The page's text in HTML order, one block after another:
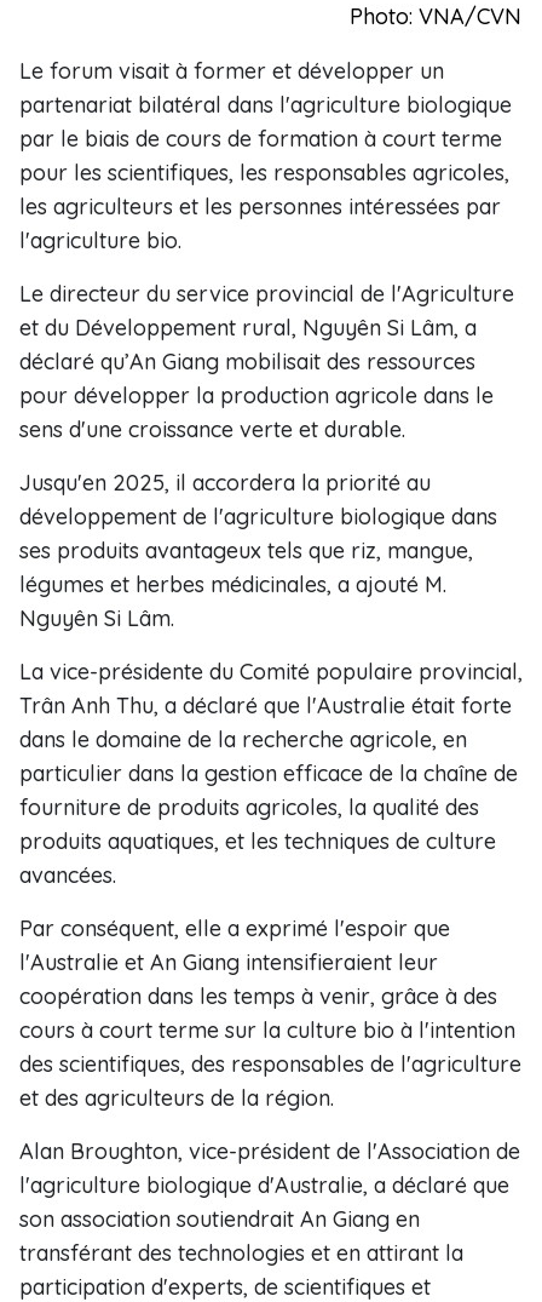
Photo: VNA/CVN
Le forum visait à former et développer un
partenariat bilatéral dans l'agriculture biologique
par le biais de cours de formation à court terme
pour les scientifiques, les responsables agricoles,
les agriculteurs et les personnes intéressées par
l'agriculture bio.
Le directeur du service provincial de l'Agriculture
et du Développement rural, Nguyên Si Lâm, a
déclaré qu’An Giang mobilisait des ressources
pour développer la production agricole dans le
sens d'une croissance verte et durable.
Jusqu'en 2025, il accordera la priorité au
développement de l'agriculture biologique dans
ses produits avantageux tels que riz, mangue,
légumes et herbes médicinales, a ajouté M.
Nguyên Si Lâm.
La vice-présidente du Comité populaire provincial,
Trân Anh Thu, a déclaré que l'Australie était forte
dans le domaine de la recherche agricole, en
particulier dans la gestion efficace de la chaîne de
fourniture de produits agricoles, la qualité des
produits aquatiques, et les techniques de culture
avancées.
Par conséquent, elle a exprimé l'espoir que
l'Australie et An Giang intensifieraient leur
coopération dans les temps à venir, grâce à des
cours à court terme sur la culture bio à l'intention
des scientifiques, des responsables de l'agriculture
et des agriculteurs de la région.
Alan Broughton, vice-président de l'Association de
l'agriculture biologique d'Australie, a déclaré que
son association soutiendrait An Giang en
transférant des technologies et en attirant la
participation d'experts, de scientifiques et